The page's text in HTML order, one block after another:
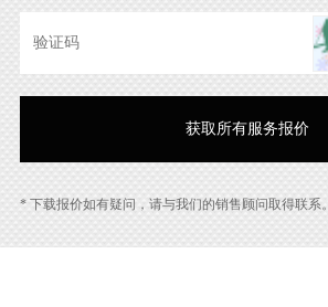
* 下载报价如有疑问，请与我们的销售顾问取得联系。